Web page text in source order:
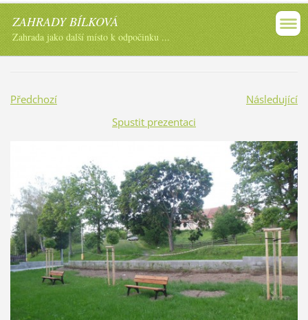
ZAHRADY BÍLKOVÁ
Zahrada jako další místo k odpočinku ...
Předchozí
Následující
Spustit prezentaci